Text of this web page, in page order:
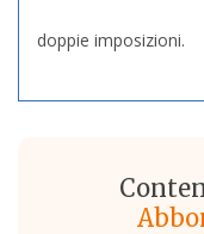
doppie imposizioni.